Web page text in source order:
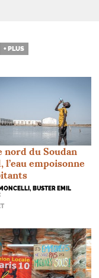
+ PLUS
nord du Soudan
l’eau empoisonne
BUSTER EMIL